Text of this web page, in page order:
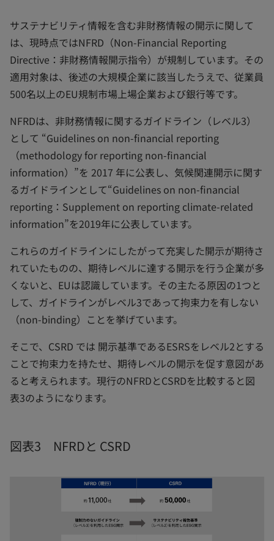
サステナビリティ情報を含む非財務情報の開示に関して
は、現時点ではNFRD（Non-Financial Reporting
Directive：非財務情報開示指令）が規制しています。その
適用対象は、後述の大規模企業に該当したうえで、従業員
500名以上のEU規制市場上場企業および銀行等です。
NFRDは、非財務情報に関するガイドライン（レベル3）
として “Guidelines on non-financial reporting
（methodology for reporting non-financial
information）”を 2017 年に公表し、気候関連開示に関す
るガイドラインとして“Guidelines on non-financial
reporting：Supplement on reporting climate-related
information”を2019年に公表しています。
これらのガイドラインにしたがって充実した開示が期待さ
れていたものの、期待レベルに達する開示を行う企業が多
くないと、EUは認識しています。その主たる原因の1つと
して、ガイドラインがレベル3であって拘束力を有しない
（non-binding）ことを挙げています。
そこで、CSRD では 開示基準であるESRSをレベル2とする
ことで拘束力を持たせ、期待レベルの開示を促す意図があ
ると考えられます。現行のNFRDとCSRDを比較すると図
表3のようになります。
図表3 NFRDと CSRD